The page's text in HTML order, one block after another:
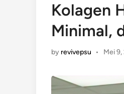
Kolagen
Minimal,
by revivepsu • Mei